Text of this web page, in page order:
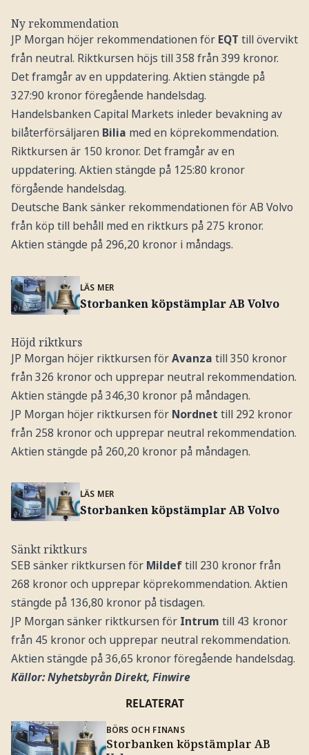
Ny rekommendation
JP Morgan höjer rekommendationen för EQT till övervikt
från neutral. Riktkursen höjs till 358 från 399 kronor.
Det framgår av en uppdatering. Aktien stängde på
327:90 kronor föregående handelsdag.
Handelsbanken Capital Markets inleder bevakning av
bilåterförsäljaren Bilia med en köprekommendation.
Riktkursen är 150 kronor. Det framgår av en
uppdatering. Aktien stängde på 125:80 kronor
förgående handelsdag.
Deutsche Bank sänker rekommendationen för AB Volvo
från köp till behåll med en riktkurs på 275 kronor.
Aktien stängde på 296,20 kronor i måndags.
LÄS MER
Storbanken köpstämplar AB Volvo
Höjd riktkurs
JP Morgan höjer riktkursen förAvanza till 350 kronor
från 326 kronor och upprepar neutral rekommendation.
Aktien stängde på 346,30 kronor på måndagen.
JP Morgan höjer riktkursen för Nordnet till 292 kronor
från 258 kronor och upprepar neutral rekommendation.
Aktien stängde på 260,20 kronor på måndagen.
LÄS MER
Storbanken köpstämplar AB Volvo
Sänkt riktkurs
SEB sänker riktkursen för Mildeftill 230 kronor från
268 kronor och upprepar köprekommendation. Aktien
stängde på 136,80 kronor på tisdagen.
JP Morgan sänker riktkursen för Intrum till 43 kronor
från 45 kronor och upprepar neutral rekommendation.
Aktien stängde på 36,65 kronor föregående handelsdag.
Källor: Nyhetsbyrån Direkt, Finwire
RELATERAT
BÖRS OCH FINANS
Storbanken köpstämplar AB